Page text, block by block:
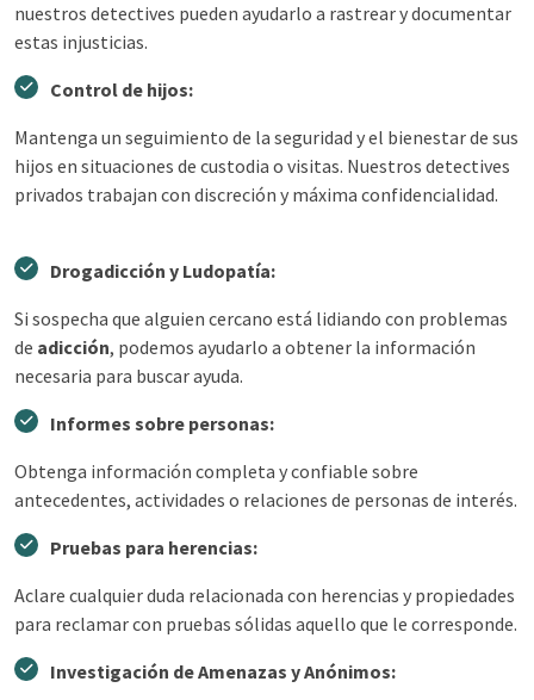
nuestros detectives pueden ayudarlo a rastrear y documentar
estas injusticias.
Control de hijos:
Mantenga un seguimiento de la seguridad y el bienestar de sus
hijos en situaciones de custodia o visitas. Nuestros detectives
privados trabajan con discreción y máxima confidencialidad.
Drogadicción y Ludopatía:
Si sospecha que alguien cercano está lidiando con problemas
de adicción, podemos ayudarlo a obtener la información
necesaria para buscar ayuda.
Informes sobre personas:
Obtenga información completa y confiable sobre
antecedentes, actividades o relaciones de personas de interés.
Pruebas para herencias:
Aclare cualquier duda relacionada con herencias y propiedades
para reclamar con pruebas sólidas aquello que le corresponde.
Investigación de Amenazas y Anónimos: